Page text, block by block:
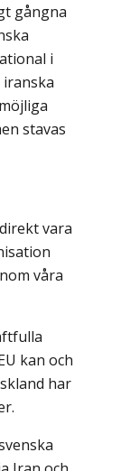
gångna
i
stavas
vara
våra
kan och
har